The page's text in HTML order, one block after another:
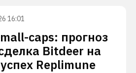
16:01
caps: прогноз
Bitdeer на
Replimune